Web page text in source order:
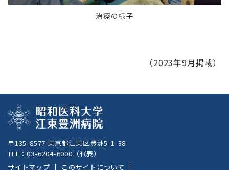
治療の様子
（2023年9月掲載）
〒135-8577 東京都江東区豊洲5-1-38
TEL：03-6204-6000 （代表）
サイトマップ
このサイトについて